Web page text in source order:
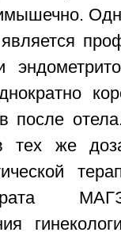
после
тех же